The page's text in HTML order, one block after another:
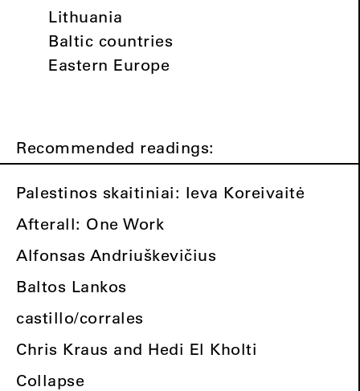
Lithuania
Baltic countries
Eastern Europe
Recommended readings:
Palestinos skaitiniai: Ieva Koreivaitė
Afterall: One Work
Alfonsas Andriuškevičius
Baltos Lankos
castillo/corrales
Chris Kraus and Hedi El Kholti
Collapse